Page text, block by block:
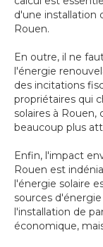
d'une installation
Rouen.
En outre, il ne
l'énergie
des incitations
propriétaires qui
solaires à
beaucoup plus
Enfin, l'impact
Rouen est
l'énergie solaire
sources
l'installation de
économique,